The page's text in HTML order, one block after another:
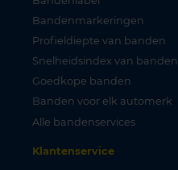
Bandenmarkeringen
Profieldiepte van banden
Snelheidsindex van banden
Goedkope banden
Banden voor elk automerk
Alle bandenservices
Klantenservice